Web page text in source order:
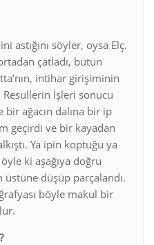
astığını söyler, oysa Elç.
çatladı, bütün
intihar girişiminin
İşleri sonucu
ağacın dalına bir ip
geçirdi ve bir kayadan
Ya ipin koptuğu ya
öyle ki aşağıya doğru
üstüne düşüp parçalandı.
böyle makul bir